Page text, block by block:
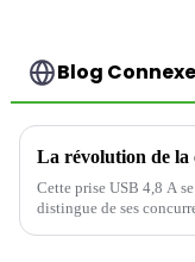
Blog Connexe
Cette prise USB 4,8 A se
distingue de ses